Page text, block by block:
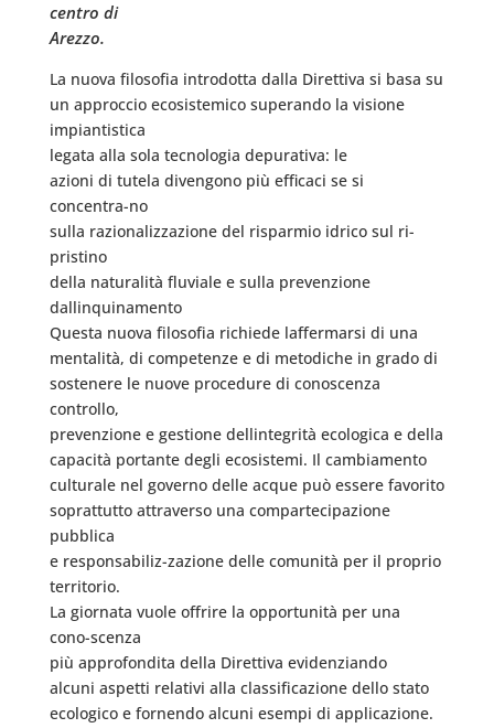
centro di
Arezzo.
La nuova filosofia introdotta dalla Direttiva si basa su
un approccio ecosistemico superando la visione
impiantistica
legata alla sola tecnologia depurativa: le
azioni di tutela divengono più efficaci se si
concentra-no
sulla razionalizzazione del risparmio idrico sul ri-
pristino
della naturalità fluviale e sulla prevenzione
dallinquinamento
Questa nuova filosofia richiede laffermarsi di una
mentalità, di competenze e di metodiche in grado di
sostenere le nuove procedure di conoscenza
controllo,
prevenzione e gestione dellintegrità ecologica e della
capacità portante degli ecosistemi. Il cambiamento
culturale nel governo delle acque può essere favorito
soprattutto attraverso una compartecipazione
pubblica
e responsabiliz-zazione delle comunità per il proprio
territorio.
La giornata vuole offrire la opportunità per una
cono-scenza
più approfondita della Direttiva evidenziando
alcuni aspetti relativi alla classificazione dello stato
ecologico e fornendo alcuni esempi di applicazione.